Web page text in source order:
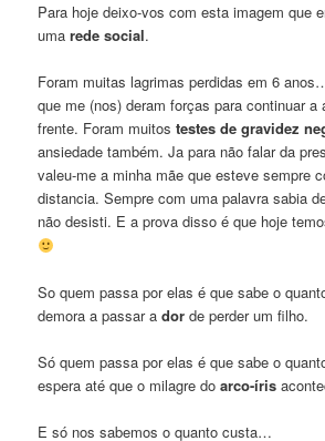
Para hoje deixo-vos com esta imagem que
umarede social.
Foram muitas lagrimas perdidas em 6
que me (nos) deram forças para continuar a
frente. Foram muitostestes de gravidez
ansiedade também. Ja para não falar da
valeu-me a minha mãe que esteve sempre
distancia. Sempre com uma palavra sabia
não desisti. E a prova disso é que hoje
So quem passa por elas é que sabe o
demora a passar ador de perder um filho.
Só quem passa por elas é que sabe o
espera até que o milagre doarco-íris
E só nos sabemos o quanto custa…